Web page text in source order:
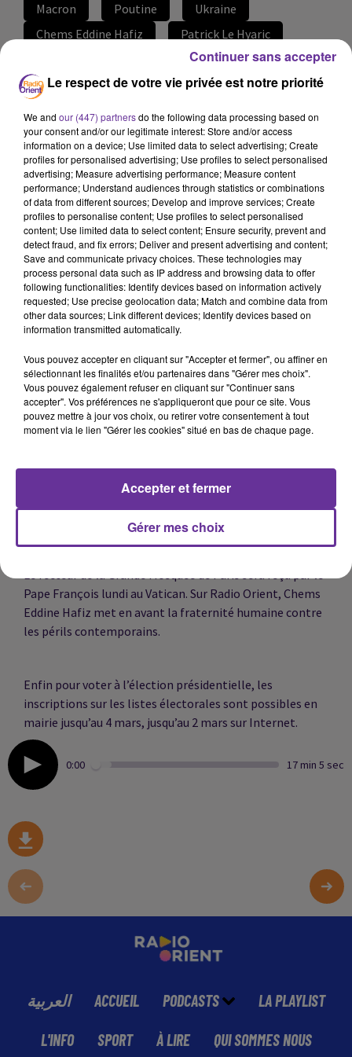
Macron Poutine
Ukraine
Chems Eddine Hafiz
Patrick Le Hyaric
24 février 2022 - 17 min 5 sec
LE JOURNAL DU SOIR EN LANGUE FRANCAISE
DU 24/02/22
LB
JOURNAL EN LANGUE FRANÇAISE
Journal présenté par Loïc Barrière
1er jour de la guerre en Ukraine. Une offensive sur
plusieurs fronts. De nombreuses villes ont été ciblées
par l’armée russe qui a déclaré viser des installations
militaires et des aérodromes.
Selon Moscou, 74 installations militaires ukrainiennes
ont été détruites. Les autorités de Kiev disent avoir tué
une cinquantaine de soldats russes.
Une attaque qui a choqué la communauté internationale.
Emmanuel Macron promet d'appuyer les Ukrainiens sans
hésiter. “Leur liberté est la nôtre” a dit le président
européen Patrick Le Hyaric.
Le recteur de la Grande Mosquée de Paris sera reçu par le
Pape François lundi au Vatican. Sur Radio Orient, Chems
Eddine Hafiz met en avant la fraternité humaine contre
les périls contemporains.
Enfin pour voter à l’élection présidentielle, les
inscriptions sur les listes électorales sont possibles en
mairie jusqu’au 4 mars, jusqu’au 2 mars sur Internet.
0:00 17 min 5 sec
العربية ACCUEIL PODCASTS LA PLAYLIST
L'INFO SPORT À LIRE QUI SOMMES NOUS
Le respect de votre vie privée est notre priorité
We and our (447) partnersdo the following data processing based on
your consent and/or our legitimate interest: Store and/or access
information on a device; Use limited data to select advertising; Create
profiles for personalised advertising; Use profiles to select personalised
advertising; Measure advertising performance; Measure content
performance; Understand audiences through statistics or combinations
of data from different sources; Develop and improve services; Create
profiles to personalise content; Use profiles to select personalised
content; Use limited data to select content; Ensure security, prevent and
detect fraud, and fix errors; Deliver and present advertising and content;
Save and communicate privacy choices. These technologies may
process personal data such as IP address and browsing data to offer
following functionalities: Identify devices based on information actively
requested; Use precise geolocation data; Match and combine data from
other data sources; Link different devices; Identify devices based on
information transmitted automatically.
Vous pouvez accepter en cliquant sur "Accepter et fermer", ou affiner en
sélectionnant les finalités et/ou partenaires dans "Gérer mes choix".
Vous pouvez également refuser en cliquant sur "Continuer sans
accepter". Vos préférences ne s'appliqueront que pour ce site. Vous
pouvez mettre à jour vos choix, ou retirer votre consentement à tout
moment via le lien "Gérer les cookies" situé en bas de chaque page.
Gérer mes choix
Accepter et fermer
Continuer sans accepter